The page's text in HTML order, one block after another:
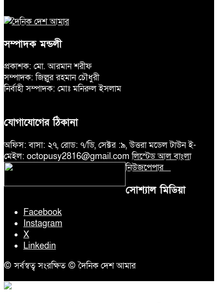
সম্পাদক মন্ডলী
প্রকাশক: মো. আরমান শরীফ
সম্পাদক: জিল্লুর রহমান চৌধুরী
নির্বাহী সম্পাদক: মোঃ মনিরুল ইসলাম
যোগাযোগের ঠিকানা
অফিস: বাসা: ২৭, রোড: ৭/ডি, সেক্টর :৯, উত্তরা মডেল টাউন ই-
মেইল: octopusy2816@gmail.comলিস্টেড আল বাংলা
নিউজপেপার
সোশ্যাল মিডিয়া
Facebook
Instagram
X
Linkedin
© সর্বস্বত্ব সংরক্ষিত © দৈনিক দেশ আমার